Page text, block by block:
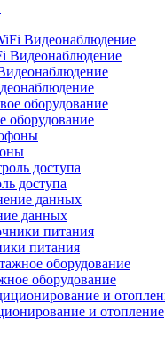
Видеонаблюдение
оборудование
доступа
данных
питания
оборудование
и отопление